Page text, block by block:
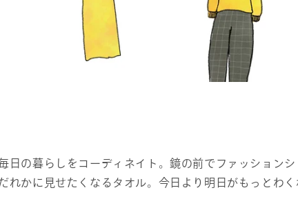
日の暮らしをコーディネイト。鏡の前でファッションシ
れかに見せたくなるタオル。今日より明日がもっとわく